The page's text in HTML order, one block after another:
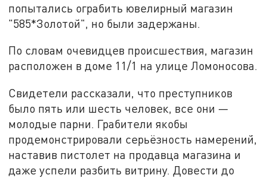
попытались ограбить ювелирный магазин
"585*Золотой", но были задержаны.
По словам очевидцев происшествия, магазин
расположен в доме 11/1 на улице Ломоносова.
Свидетели рассказали, что преступников
было пять или шесть человек, все они —
молодые парни. Грабители якобы
продемонстрировали серьёзность намерений,
наставив пистолет на продавца магазина и
даже успели разбить витрину. Довести до